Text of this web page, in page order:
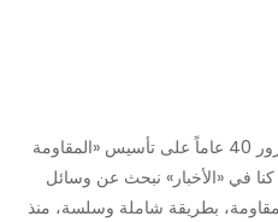
قبل ثلاثة أعوام، وفي أجواء ذكرى مرور 40 عاماً على تأسيس «المقاومة
كنا في «الأخبار» نبحث عن وسائل
بطريقة شاملة وسلسة، منذ